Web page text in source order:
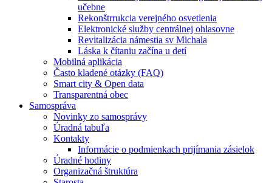
učebne
Rekonštrrukcia verejného osvetlenia
Elektronické služby centrálnej ohlasovne
Revitalizácia námestia sv Michala
Láska k čítaniu začína u detí
Mobilná aplikácia
Často kladené otázky (FAQ)
Smart city & Open data
Transparentná obec
Samospráva
Novinky zo samosprávy
Úradná tabuľa
Kontakty
Informácie o podmienkach prijímania zásielok
Úradné hodiny
Organizačná štruktúra